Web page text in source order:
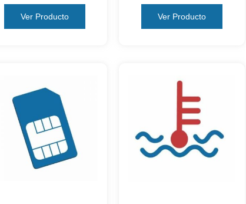
Ver Producto Ver Producto